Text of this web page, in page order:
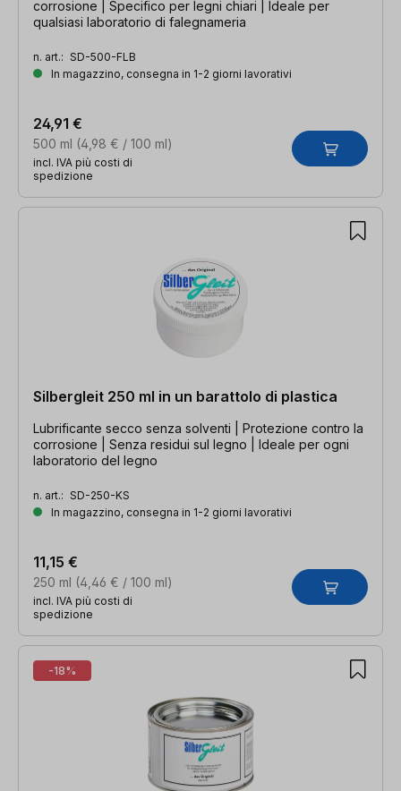
corrosione | Specifico per legni chiari | Ideale per
qualsiasi laboratorio di falegnameria
n. art.: SD-500-FLB
In magazzino, consegna in 1-2 giorni lavorativi
500 ml (4,98 € / 100 ml)
24,91 €
incl. IVA più costi di
spedizione
Silbergleit 250 ml in un barattolo di plastica
Lubrificante secco senza solventi | Protezione contro la
corrosione | Senza residui sul legno | Ideale per ogni
laboratorio del legno
n. art.: SD-250-KS
In magazzino, consegna in 1-2 giorni lavorativi
250 ml (4,46 € / 100 ml)
11,15 €
incl. IVA più costi di
spedizione
-18%